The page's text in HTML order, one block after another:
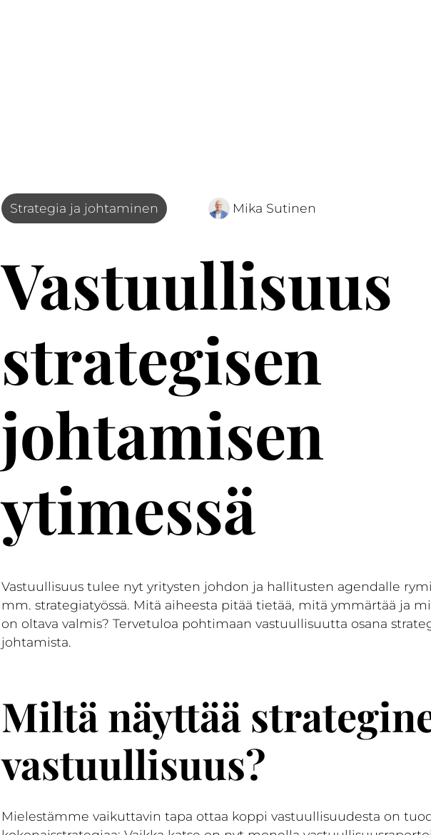
Strategia ja johtaminen Mika Sutinen
Vastuullisuus
strategisen
johtamisen
ytimessä
Vastuullisuus tulee nyt yritysten johdon ja hallitusten agendalle
mm. strategiatyössä. Mitä aiheesta pitää tietää, mitä ymmärtää ja
on oltava valmis? Tervetuloa pohtimaan vastuullisuutta osana
johtamista.
Miltä näyttää
vastuullisuus?
Mielestämme vaikuttavin tapa ottaa koppi vastuullisuudesta on